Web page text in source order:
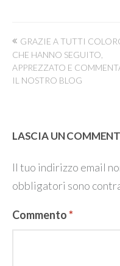
articoli
GRAZIE A TUTTI
CHE HANNO SEGUITO,
APPREZZATO E
IL NOSTRO BLOG
LASCIA UN
Il tuo indirizzo email
obbligatori sono
Commento*